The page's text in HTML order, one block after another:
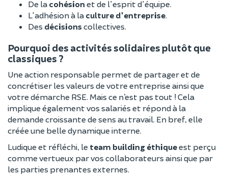
De la cohésion et de l'esprit d'équipe.
L'adhésion à la culture d'entreprise
Des décisionscollectives.
Pourquoi des activités solidaires plutôt que
classiques ?
Une action responsable permet de partager et de
concrétiser les valeurs de votre entreprise ainsi que
votre démarche RSE. Mais ce n’est pas tout ! Cela
implique également vos salariés et répond à la
demande croissante de sens au travail. En bref, elle
créée une belle dynamique interne.
Ludique et réfléchi, le team building éthiqueest perçu
comme vertueux par vos collaborateurs ainsi que par
les parties prenantes externes.